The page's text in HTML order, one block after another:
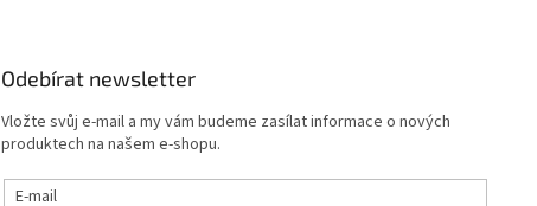
Odebírat newsletter
Vložte svůj e-mail a my vám budeme zasílat informace o nových
produktech na našem e-shopu.
E-mail